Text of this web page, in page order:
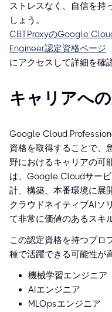
ストレスなく、自信を持
しょう。
CBTProxyのGoogle
Engineer認定資格ページ
にアクセスして詳細を確
キャリアへ
Google Cloud
資格を取得することで、
野におけるキャリアの可
は、Google Cloudサー
計、構築、本番環境に展
クラウドネイティブAIソ
て非常に価値のあるスキ
この認定資格を持つプロ
種で活躍できる可能性が
機械学習エンジニア
AIエンジニア
MLOpsエンジニア